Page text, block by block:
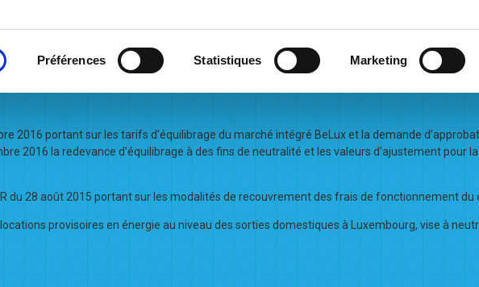
Préférences Statistiques Marketing
neutralité à partir du 1ier janvier
2016 portant sur les tarifs d’équilibrage du marché intégré BeLux et la demande
2016 la redevance d’équilibrage à des fins de neutralité et les valeurs d’ajustement pour
28 août 2015 portant sur les modalités de recouvrement des frais de fonctionnement du
provisoires en énergie au niveau des sorties domestiques à Luxembourg, vise à